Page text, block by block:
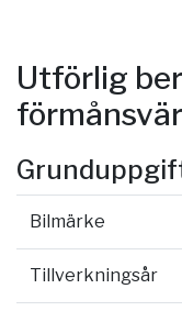
Utförlig
Bilmärke
Tillverkningsår